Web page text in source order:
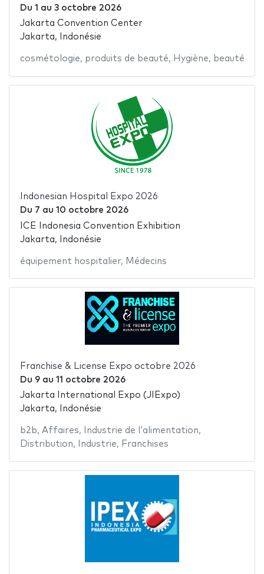
Du 1 au 3 octobre 2026
Jakarta Convention Center
Jakarta, Indonésie
cosmétologie, produits de beauté, Hygiène, beauté
Indonesian Hospital Expo 2026
Du 7 au 10 octobre 2026
ICE Indonesia Convention Exhibition
Jakarta, Indonésie
équipement hospitalier, Médecins
Franchise & License Expo octobre 2026
Du 9au 11 octobre 2026
Jakarta International Expo (JIExpo)
Jakarta, Indonésie
b2b, Affaires, Industrie de l'alimentation,
Distribution, Industrie, Franchises